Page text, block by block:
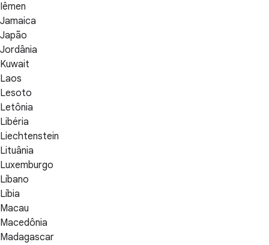
Iêmen
Jamaica
Japão
Jordânia
Kuwait
Laos
Lesoto
Letônia
Libéria
Liechtenstein
Lituânia
Luxemburgo
Líbano
Líbia
Macau
Macedônia
Madagascar